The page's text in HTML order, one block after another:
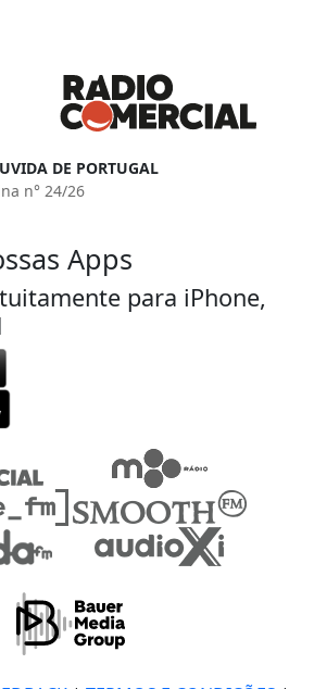
DE PORTUGAL
n° 24/26
Apps
para iPhone,